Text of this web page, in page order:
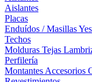
Aislantes
Placas
Enduídos / Masillas
Techos
Molduras Tejas
Perfilería
Montantes Accesorios